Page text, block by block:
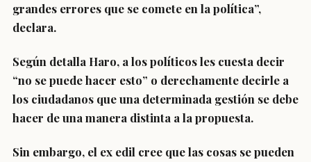
grandes errores que se comete en la política”,
declara.
Según detalla Haro, a los políticos les cuesta decir
“no se puede hacer esto” o derechamente decirle a
los ciudadanos que una determinada gestión se debe
hacer de una manera distinta a la propuesta.
Sin embargo, el ex edil cree que las cosas se pueden